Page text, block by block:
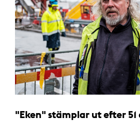
"Eken" stämplar ut efter 51